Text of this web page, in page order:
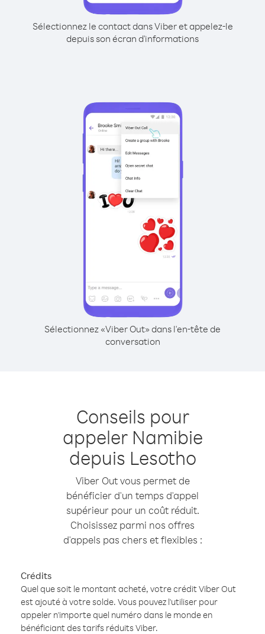
Sélectionnez le contact dans Viber et appelez-le
depuis son écran d'informations
Sélectionnez «Viber Out» dans l'en-tête de
conversation
Conseils pour
appeler Namibie
depuis Lesotho
Viber Out vous permet de
bénéficier d'un temps d'appel
supérieur pour un coût réduit.
Choisissez parmi nos offres
d'appels pas chers et flexibles :
Crédits
Quel que soit le montant acheté, votre crédit Viber Out
est ajouté à votre solde. Vous pouvez l'utiliser pour
appeler n'importe quel numéro dans le monde en
bénéficiant des tarifs réduits Viber.